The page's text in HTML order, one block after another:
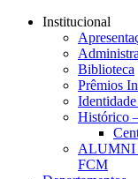
Conteúdo principal
Institucional
Biblioteca
Prêmios
Histórico
ALUMNI
FCM